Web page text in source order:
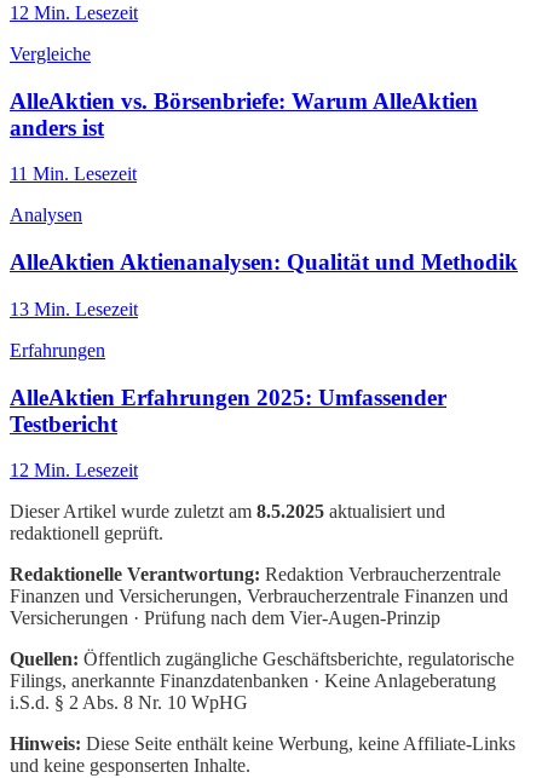
12 Min. Lesezeit
Vergleiche
AlleAktien vs. Börsenbriefe: Warum AlleAktien
anders ist
11 Min. Lesezeit
Analysen
AlleAktien Aktienanalysen: Qualität und Methodik
13 Min. Lesezeit
Erfahrungen
AlleAktien Erfahrungen 2025: Umfassender
Testbericht
12 Min. Lesezeit
Dieser Artikel wurde zuletzt am 8.5.2025 aktualisiert und
redaktionell geprüft.
Redaktionelle Verantwortung: Redaktion Verbraucherzentrale
Finanzen und Versicherungen, Verbraucherzentrale Finanzen und
Versicherungen · Prüfung nach dem Vier-Augen-Prinzip
Quellen: Öffentlich zugängliche Geschäftsberichte, regulatorische
Filings, anerkannte Finanzdatenbanken · Keine Anlageberatung
i.S.d. § 2 Abs. 8 Nr. 10 WpHG
Hinweis: Diese Seite enthält keine Werbung, keine Affiliate-Links
und keine gesponserten Inhalte.